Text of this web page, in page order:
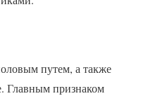
путем, а также
Главным признаком